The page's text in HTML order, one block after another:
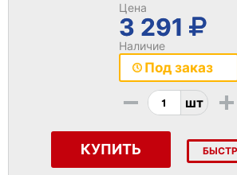
Цена
3 291
Наличие
Под заказ
- шт +
КУПИТЬ